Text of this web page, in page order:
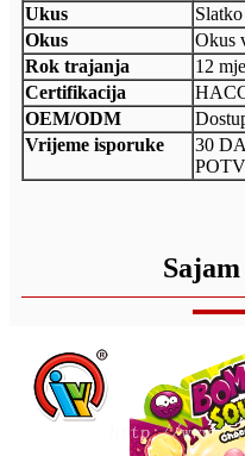
Ukus
Slatko
Okus
Okus
Rok trajanja
12
Certifikacija
OEM/ODM
Vrijeme isporuke
30